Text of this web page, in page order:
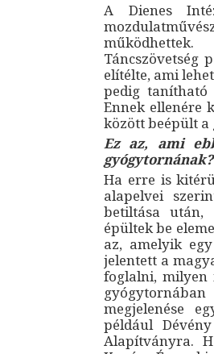
A Dienes
Táncszövetség
elítélte, ami
pedig tanítható
Ennek ellenére
között beépült
Ez az, ami
gyógytornának?
Ha erre is
alapelvei
betiltása után,
épültek be
az, amelyik
jelentett a
foglalni, milyen
megjelenése
például
Alapítványra.